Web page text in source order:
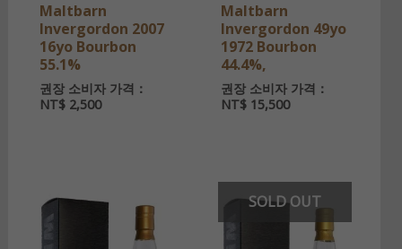
Maltbarn
Invergordon 2007
16yo Bourbon
55.1%
권장 소비자 가격：
NT$2,500
Maltbarn
Invergordon 49yo
1972 Bourbon
44.4%,
권장 소비자 가격：
NT$15,500
SOLD OUT